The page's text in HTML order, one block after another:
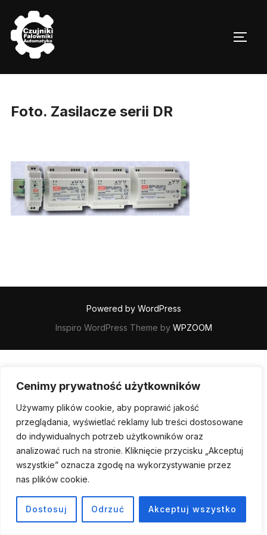
Cenimy prywatność użytkowników
Używamy plików cookie, aby poprawić jakość
przeglądania, wyświetlać reklamy lub treści dostosowane
do indywidualnych potrzeb użytkowników oraz
analizować ruch na stronie. Kliknięcie przycisku „Akceptuj
wszystkie” oznacza zgodę na wykorzystywanie przez
nas plików cookie.
Dostosuj Odrzuć Akceptuj wszystko
content
Foto. Zasilacze serii DR
Powered by WordPress
Inspiro WordPress Theme by WPZOOM